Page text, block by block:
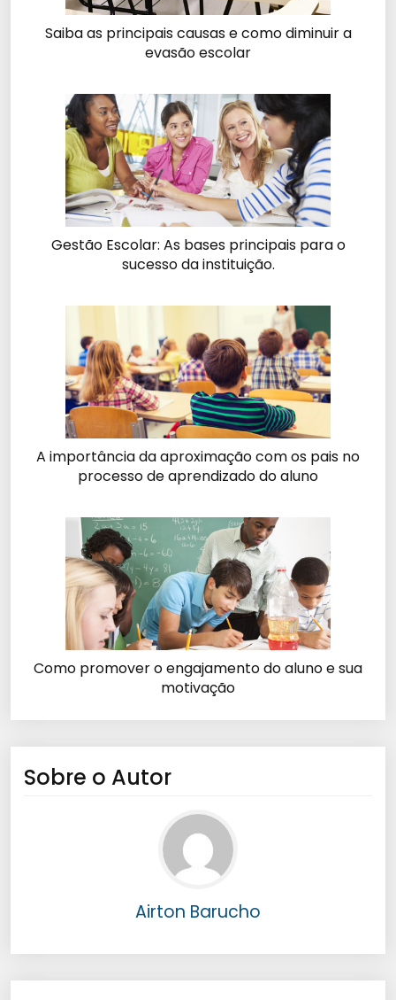
Saiba as principais causas e como diminuir a
evasão escolar
Gestão Escolar: As bases principais para o
sucesso da instituição.
A importância da aproximação com os pais no
processo de aprendizado do aluno
Como promover o engajamento do aluno e sua
motivação
Sobre o Autor
Airton Barucho